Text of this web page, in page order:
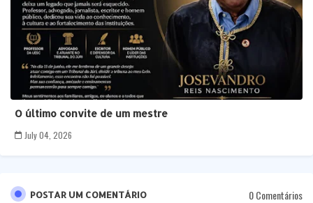
O último convite de um mestre
July 04, 2026
POSTAR UM COMENTÁRIO 0 Comentários